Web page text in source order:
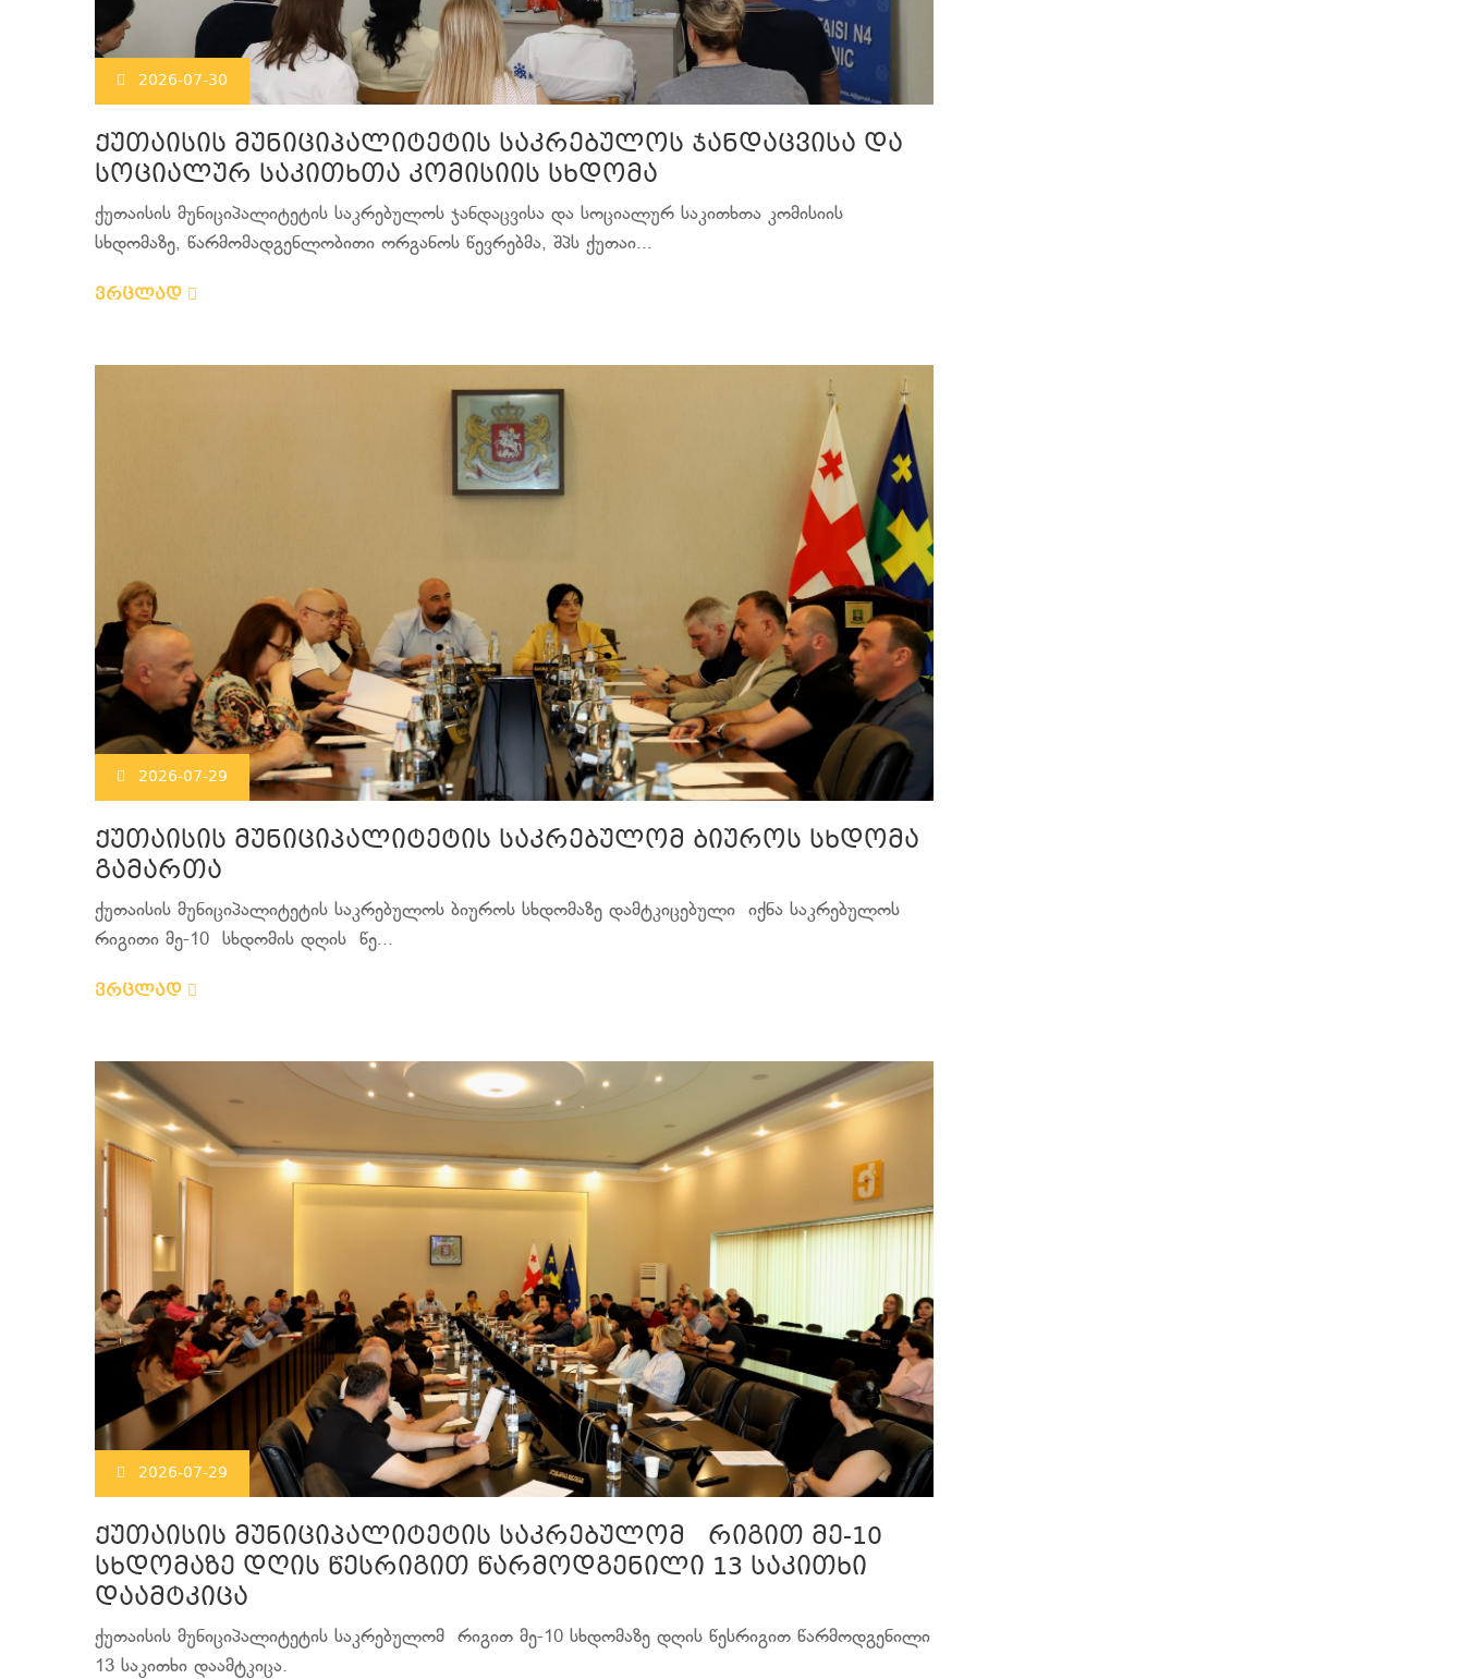
2026-07-30
ქუთაისის მუნიციპალიტეტის საკრებულოს ჯანდაცვისა და
სოციალურ საკითხთა კომისიის სხდომა
ქუთაისის მუნიციპალიტეტის საკრებულოს ჯანდაცვისა და სოციალურ საკითხთა კომისიის
სხდომაზე, წარმომადგენლობითი ორგანოს წევრებმა, შპს ქუთაი...
ვრცლად
2026-07-29
ქუთაისის მუნიციპალიტეტის საკრებულომ ბიუროს სხდომა
გამართა
ქუთაისის მუნიციპალიტეტის საკრებულოს ბიუროს სხდომაზე დამტკიცებული იქნა საკრებულოს
რიგითი მე-10 სხდომის დღის წე...
ვრცლად
2026-07-29
ქუთაისის მუნიციპალიტეტის საკრებულომ რიგით მე-10
სხდომაზე დღის წესრიგით წარმოდგენილი 13 საკითხი
დაამტკიცა
ქუთაისის მუნიციპალიტეტის საკრებულომ რიგით მე-10 სხდომაზე დღის წესრიგით წარმოდგენილი
13 საკითხი დაამტკიცა.